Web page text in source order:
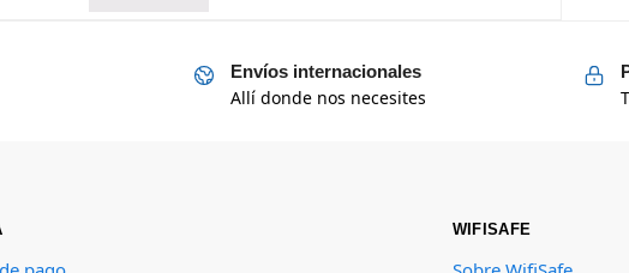
Envíos internacionales
Allí donde nos necesites
WIFISAFE